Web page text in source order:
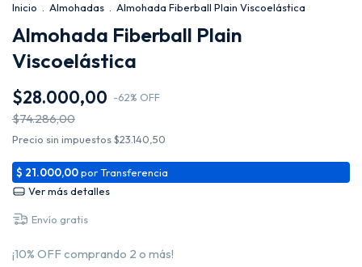
Inicio Almohadas Almohada Fiberball Plain Viscoelástica
Almohada Fiberball Plain
Viscoelástica
$28.000,00 -62% OFF
$74.286,00
Precio sin impuestos$23.140,50
Ver más detalles
Envío gratis
¡10% OFF comprando 2 o más!